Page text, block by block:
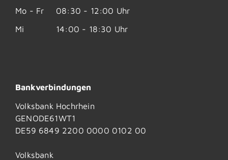
Mo - Fr
08:30 - 12:00 Uhr
Mi
14:00 - 18:30 Uhr
Bankverbindungen
Volksbank Hochrhein
GENODE61WT1
DE59 6849 2200 0000 0102 00
Volksbank